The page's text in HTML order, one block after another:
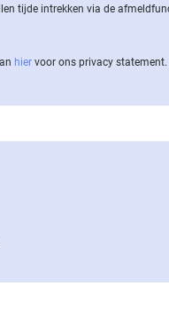
tijde intrekken via de
hier voor ons privacy statement.